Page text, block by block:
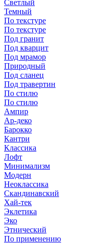
Светлый
Темный
По текстуре
По текстуре
Под гранит
Под кварцит
Под мрамор
Природный
Под сланец
Под травертин
По стилю
По стилю
Ампир
Ар-деко
Барокко
Кантри
Классика
Лофт
Минимализм
Модерн
Неоклассика
Скандинавский
Хай-тек
Эклетика
Эко
Этнический
По применению